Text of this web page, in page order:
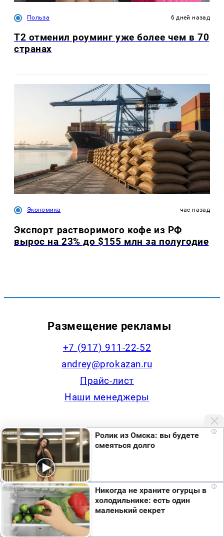
Польза 6 дней назад
Т2 отменил роуминг уже более чем в 70
странах
Экономика час назад
Экспорт растворимого кофе из РФ
вырос на 23% до $155 млн за полугодие
Размещение рекламы
+7 (917) 911-22-52
andrey@prokazan.ru
Прайс-лист
Наши менеджеры
Контакты редакции
+7 (922) 335-53-79,
news@progorodchelny.ru
Наша статистика
Мы используем cookie. Во время посещения сайта
вы соглашаетесь с тем, что мы обрабатываем
ваши персональные данные с использованием
метрик Яндекс Метрика, top.mail.ru, LiveInternet.
Я согласен
i
Ролик из Омска: вы будете
смеяться долго
i
Никогда не храните огурцы в
холодильнике: есть один
маленький секрет